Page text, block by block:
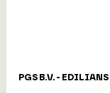
PGS B.V. - EDILIANS